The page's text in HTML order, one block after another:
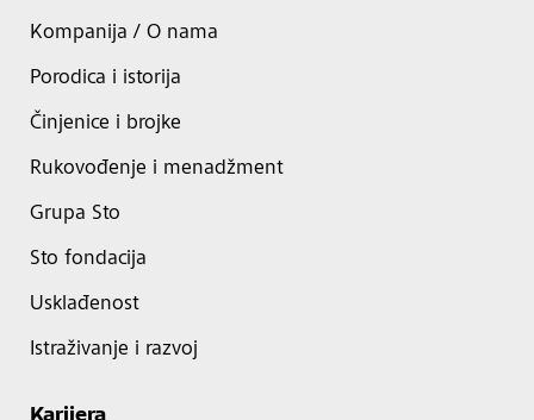
Kompanija / O nama
Porodica i istorija
Činjenice i brojke
Rukovođenje i menadžment
Grupa Sto
Sto fondacija
Usklađenost
Istraživanje i razvoj